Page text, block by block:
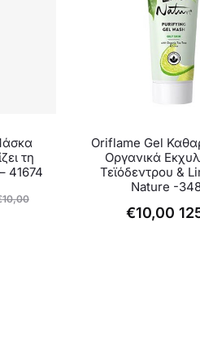
τη
41674
10,00
Oriflame Gel
Οργανικά
Τεϊόδεντρου &
Nature -
€10,00